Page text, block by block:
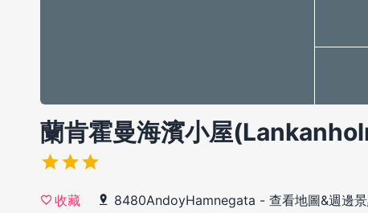
蘭肯霍曼海濱小屋
收藏 8480AndoyHamnegata - 查看地圖&週邊